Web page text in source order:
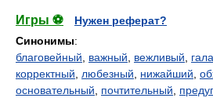
Игры ⚽
Нужен реферат?
Синонимы:
благовейный
важный вежливый
корректный
любезный нижайший
основательный
почтительный